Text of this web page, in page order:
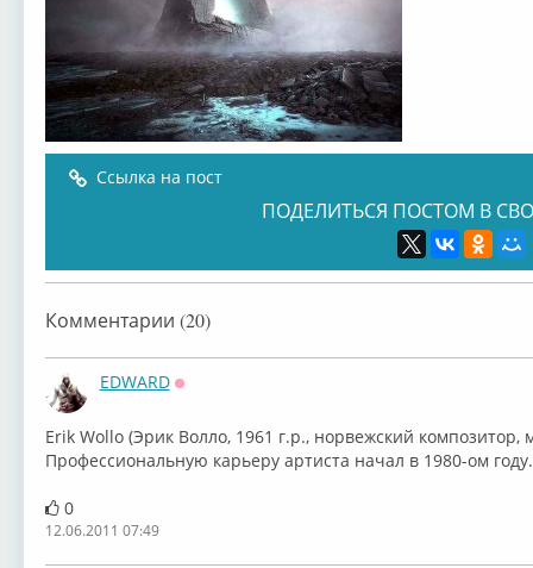
Ссылка на пост
ПОДЕЛИТЬСЯ ПОСТОМ В
Комментарии (20)
EDWARD
Erik Wollo (Эрик Волло, 1961 г.р., норвежский композитор,
Профессиональную карьеру артиста начал в 1980-ом году.
0
12.06.2011 07:49